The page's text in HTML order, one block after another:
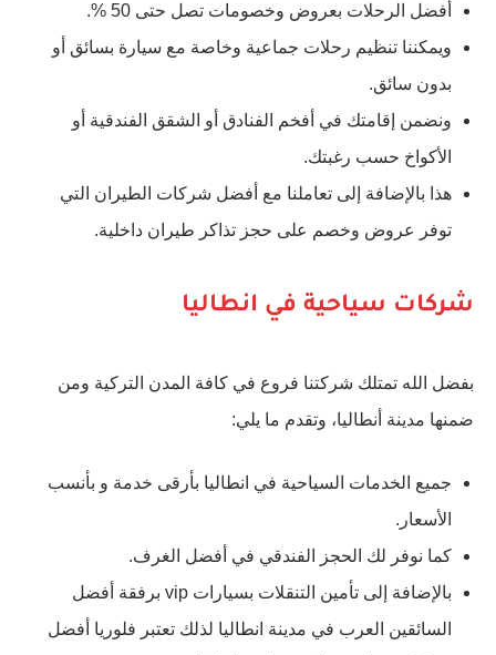
أفضل الرحلات بعروض وخصومات تصل حتى 50 %.
ويمكننا تنظيم رحلات جماعية وخاصة مع سيارة بسائق أو
بدون سائق.
ونضمن إقامتك في أفخم الفنادق أو الشقق الفندقية أو
الأكواخ حسب رغبتك.
هذا بالإضافة إلى تعاملنا مع أفضل شركات الطيران التي
توفر عروض وخصم على حجز تذاكر طيران داخلية.
شركات سياحية في انطاليا
بفضل الله تمتلك شركتنا فروع في كافة المدن التركية ومن
ضمنها مدينة أنطاليا، وتقدم ما يلي:
جميع الخدمات السياحية في انطاليا بأرقى خدمة و بأنسب
الأسعار.
كما نوفر لك الحجز الفندقي في أفضل الغرف.
بالإضافة إلى تأمين التنقلات بسيارات vip برفقة أفضل
السائقين العرب في مدينة انطاليا لذلك تعتبر فلوريا أفضل